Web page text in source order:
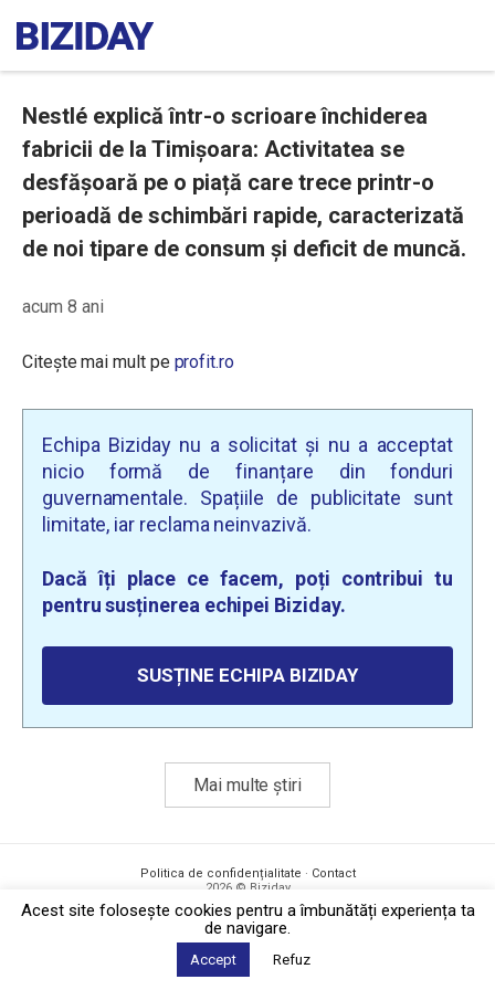
Nestlé explică într-o scrioare închiderea
fabricii de la Timișoara: Activitatea se
desfășoară pe o piață care trece printr-o
perioadă de schimbări rapide, caracterizată
de noi tipare de consum și deficit de muncă.
acum 8 ani
Citește mai mult pe profit.ro
Echipa Biziday nu a solicitat și nu a acceptat
nicio formă de finanțare din fonduri
guvernamentale. Spațiile de publicitate sunt
limitate, iar reclama neinvazivă.
Dacă îți place ce facem, poți contribui tu
pentru susținerea echipei Biziday.
SUSȚINE ECHIPA BIZIDAY
Mai multe știri
Politica de confidențialitate · Contact
2026 © Biziday
Acest site foloseşte cookies pentru a îmbunătăți experiența ta
de navigare.
Accept Refuz